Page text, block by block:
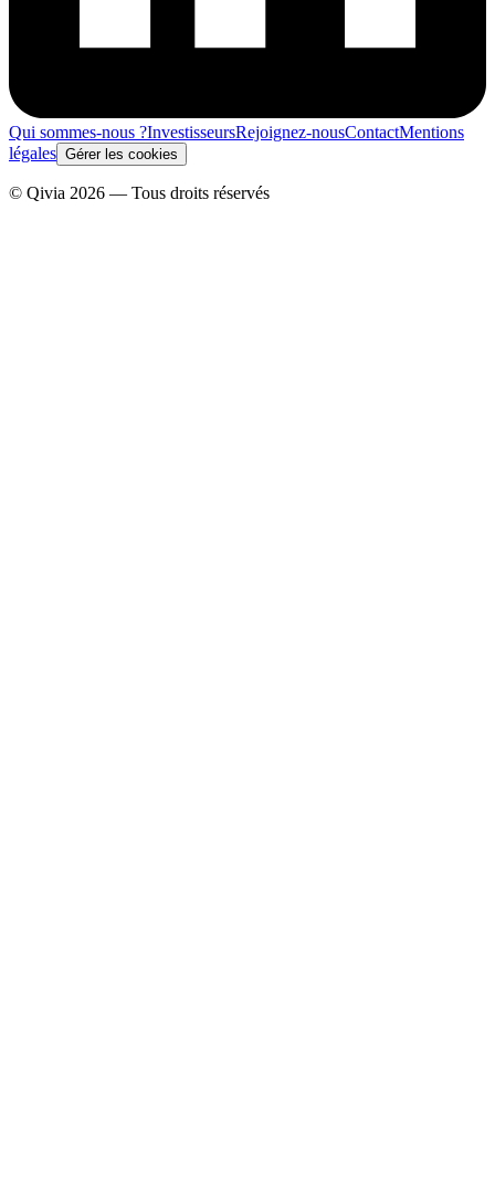
Qui sommes-nous ?InvestisseursRejoignez-nousContactMentions
légales Gérer les cookies
© Qivia 2026 — Tous droits réservés